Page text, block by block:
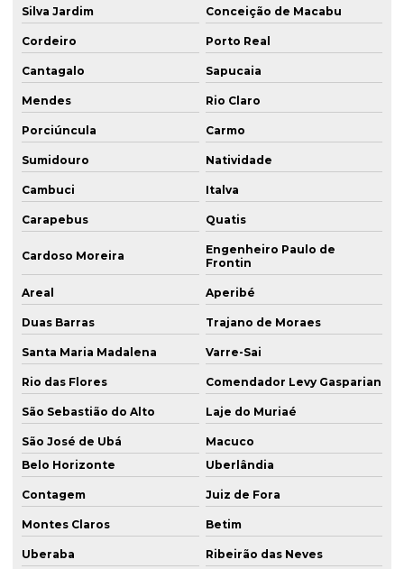
Silva Jardim Conceição de Macabu
Cordeiro Porto Real
Cantagalo Sapucaia
Mendes Rio Claro
Porciúncula Carmo
Sumidouro Natividade
Cambuci Italva
Carapebus Quatis
Cardoso Moreira
Engenheiro Paulo de
Frontin
Areal Aperibé
Duas Barras Trajano de Moraes
Santa Maria Madalena Varre-Sai
Rio das Flores Comendador Levy Gasparian
São Sebastião do Alto Laje do Muriaé
São José de Ubá
Macuco
Belo Horizonte
Uberlândia
Contagem Juiz de Fora
Montes Claros Betim
Uberaba Ribeirão das Neves